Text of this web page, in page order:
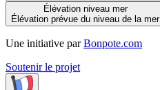
Élévation niveau mer
Élévation prévue du niveau de la mer
Une initiative par Bonpote.com
Soutenir le projet